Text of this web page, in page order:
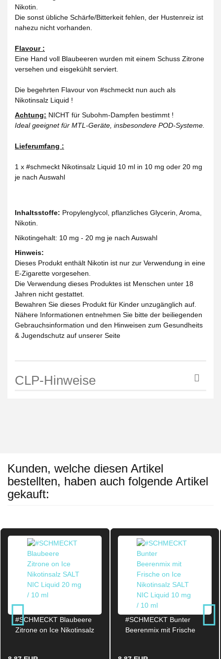
Nikotin.
Die sonst übliche Schärfe/Bitterkeit fehlen, der Hustenreiz ist
nahezu nicht vorhanden.
Flavour :
Eine Hand voll Blaubeeren wurden mit einem Schuss Zitrone
versehen und eisgekühlt serviert.
Die begehrten Flavour von #schmeckt nun auch als
Nikotinsalz Liquid !
Achtung: NICHT für Subohm-Dampfen bestimmt !
Ideal geeignet für MTL-Geräte, insbesondere POD-Systeme.
Lieferumfang :
1 x #schmeckt Nikotinsalz Liquid 10 ml in 10 mg oder 20 mg
je nach Auswahl
Inhaltsstoffe: Propylenglycol, pflanzliches Glycerin, Aroma,
Nikotin.
Nikotingehalt: 10 mg - 20 mg je nach Auswahl
Hinweis:
Dieses Produkt enthält Nikotin ist nur zur Verwendung in eine
E-Zigarette vorgesehen.
Die Verwendung dieses Produktes ist Menschen unter 18
Jahren nicht gestattet.
Bewahren Sie dieses Produkt für Kinder unzugänglich auf.
Nähere Informationen entnehmen Sie bitte der beiliegenden
Gebrauchsinformation und den Hinweisen zum Gesundheits
& Jugendschutz auf unserer Seite
CLP-Hinweise
Kunden, welche diesen Artikel
bestellten, haben auch folgende Artikel
gekauft:
#SCHMECKT Blaubeere
Zitrone on Ice Nikotinsalz
#SCHMECKT Bunter
Beerenmix mit Frische